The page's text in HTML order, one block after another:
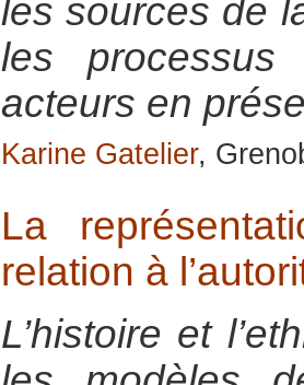
les sources de
les processus
acteurs en
Karine Gatelier,
La
relation à
L’histoire et